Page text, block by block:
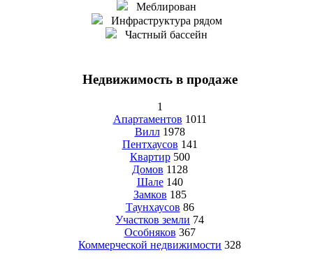
Меблирован
Инфраструктура рядом
Частный бассейн
Недвижимость в продаже
1
Апартаментов 1011
Вилл 1978
Пентхаусов 141
Квартир 500
Домов 1128
Шале 140
Замков 185
Таунхаусов 86
Участков земли 74
Особняков 367
Коммерческой недвижимости 328